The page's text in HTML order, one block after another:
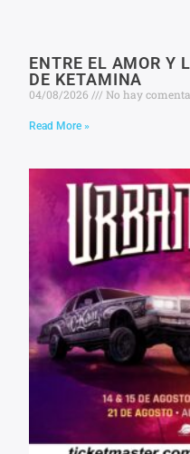
ENTRE EL AMOR Y
DE KETAMINA
04/08/2026 No hay
Read More »